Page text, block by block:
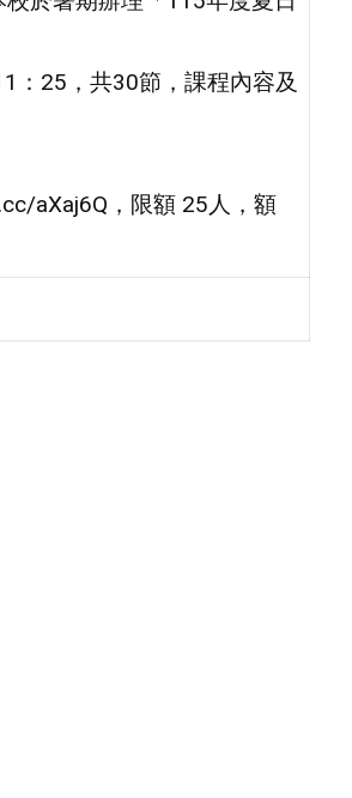
：25，共30節，課程內容及
aXaj6Q，限額 25人，額